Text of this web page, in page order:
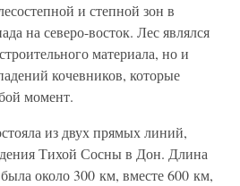
и степной зон в
на северо-восток. Лес являлся
материала, но и
кочевников, которые
момент.
из двух прямых линий,
Тихой Сосны в Дон. Длина
около 300 км, вместе 600 км,